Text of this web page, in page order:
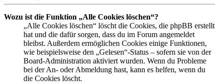
Wozu ist die Funktion „Alle Cookies löschen“?
„Alle Cookies löschen“ löscht die Cookies, die phpBB erstellt
hat und die dafür sorgen, dass du im Forum angemeldet
bleibst. Außerdem ermöglichen Cookies einige Funktionen,
wie beispielsweise den „Gelesen“-Status – sofern sie von der
Board-Administration aktiviert wurden. Wenn du Probleme
bei der An- oder Abmeldung hast, kann es helfen, wenn du
die Cookies löscht.